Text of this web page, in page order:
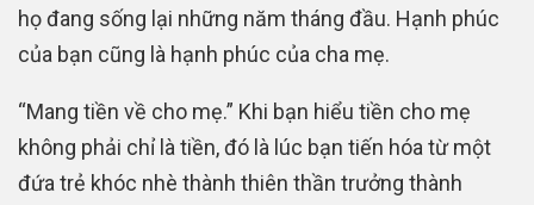
họ đang sống lại những năm tháng đầu. Hạnh phúc
của bạn cũng là hạnh phúc của cha mẹ.
“Mang tiền về cho mẹ.” Khi bạn hiểu tiền cho mẹ
không phải chỉ là tiền, đó là lúc bạn tiến hóa từ một
đứa trẻ khóc nhè thành thiên thần trưởng thành